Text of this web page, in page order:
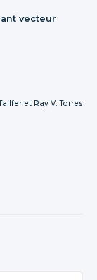
vecteur
et Ray V. Torres